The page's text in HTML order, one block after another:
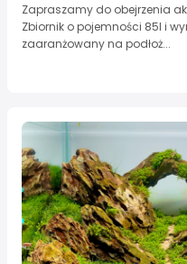
Zapraszamy do obejrzenia
Zbiornik o pojemności 85l i
zaaranżowany na podłoż...